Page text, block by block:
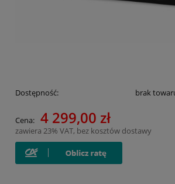
Dostępność: brak
Cena: 4 299,00 zł
zawiera 23% VAT, bez kosztów dostawy